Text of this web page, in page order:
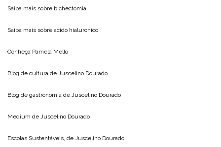
Saiba mais sobre bichectomia
Saiba mais sobre acido hialuronico
Conheça Pamela Mello
Blog de cultura de Juscelino Dourado
Blog de gastronomia de Juscelino Dourado
Medium de Juscelino Dourado
Escolas Sustentáveis, de Juscelino Dourado